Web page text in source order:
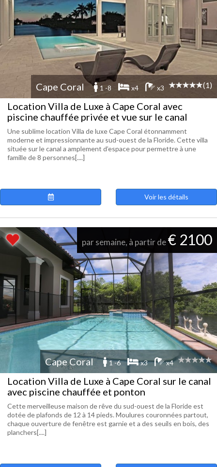
Cape Coral 1 -8 x4 x3 (1)
Location Villa de Luxe à Cape Coral avec
piscine chauffée privée et vue sur le canal
Une sublime location Villa de luxe Cape Coral étonnamment
moderne et impressionnante au sud-ouest de la Floride. Cette villa
située sur le canal a amplement d’espace pour permettre à une
famille de 8 personnes[....]
Voir les détails
par semaine, à partir de€ 2100
Cape Coral 1 -6 x3 x4
Location Villa de Luxe à Cape Coral sur le canal
avec piscine chauffée et ponton
Cette merveilleuse maison de rêve du sud-ouest de la Floride est
dotée de plafonds de 12 à 14 pieds. Moulures couronnées partout,
chaque ouverture de fenêtre est garnie et a des seuils en bois, des
planchers[....]